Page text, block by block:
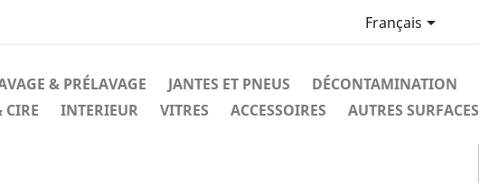
Français
& PRÉLAVAGE JANTES ET PNEUS DÉCONTAMINATION
CIRE
INTERIEUR VITRES ACCESSOIRES AUTRES SURFACES